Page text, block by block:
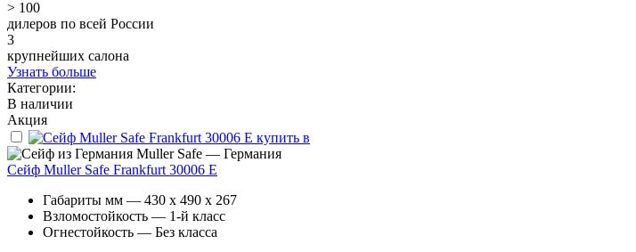
> 100
дилеров по всей России
3
крупнейших салона
Узнать больше
Категории:
В наличии
Акция
Muller Safe — Германия
Сейф Muller Safe Frankfurt 30006 E
Габариты мм — 430 x 490 x 267
Взломостойкость — 1-й класс
Огнестойкость — Без класса